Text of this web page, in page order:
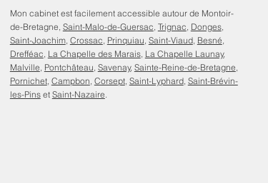
Mon cabinet est facilement accessible autour de Montoir-
de-Bretagne, Saint-Malo-de-Guersac Trignac Donges,
Saint-Joachim, Crossac Prinquiau Saint-Viaud, Besné
Drefféac La Chapelle des Marais, La Chapelle Launay,
Malville Pontchâteau Savenay, Sainte-Reine-de-Bretagne
Pornichet, Campbon Corsept, Saint-Lyphard, Saint-Brévin-
les-Pinset Saint-Nazaire